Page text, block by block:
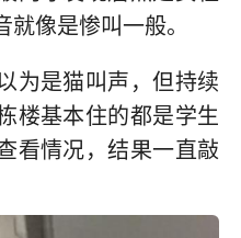
像是惨叫一般。
为是猫叫声，但持续
楼基本住的都是学生
看情况，结果一直敲